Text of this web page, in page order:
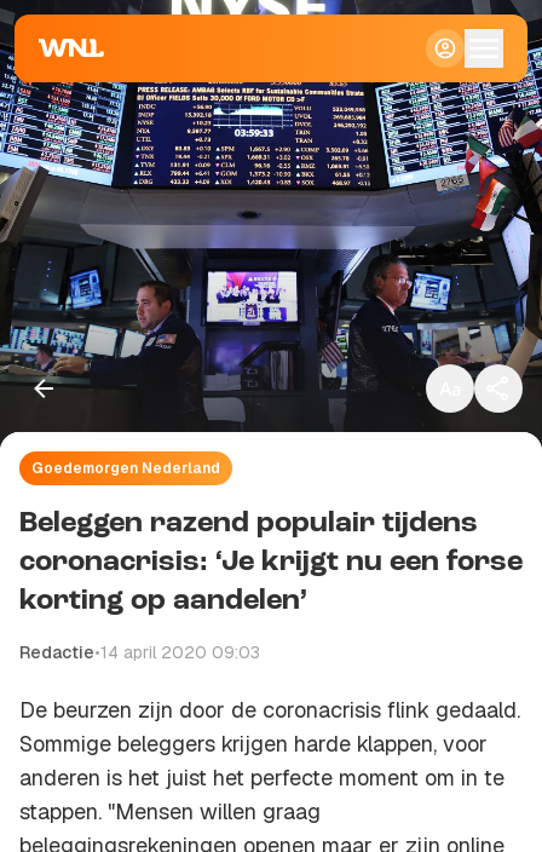
Klein
Standaard
Groot
Goedemorgen Nederland
Beleggen razend populair tijdens
coronacrisis: ‘Je krijgt nu een forse
korting op aandelen’
Redactie•14 april 2020 09:03
De beurzen zijn door de coronacrisis flink gedaald.
Sommige beleggers krijgen harde klappen, voor
anderen is het juist het perfecte moment om in te
stappen. "Mensen willen graag
beleggingsrekeningen openen maar er zijn online